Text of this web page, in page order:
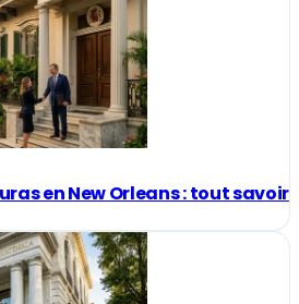
en New Orleans : tout savoir